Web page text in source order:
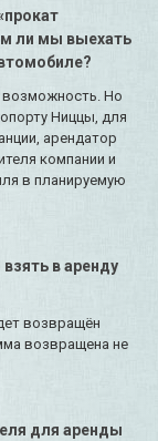
ли мы выехать
возможность. Но
Ниццы, для
арендатор
компании и
в планируемую
в аренду
возвращён
возвращена не
для аренды